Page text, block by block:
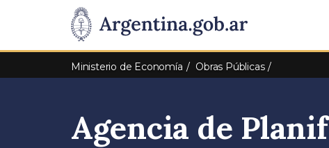
Presidencia
de
Pasar al contenido principal
Ministerio de Economía Obras Públicas
Agencia de